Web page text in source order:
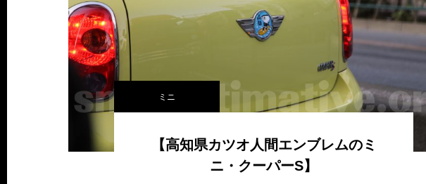
ミニ
【高知県カツオ人間エンブレムのミ
ニ・クーパーS】